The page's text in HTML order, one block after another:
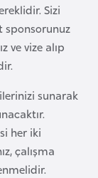
Sizi
sponsorunuz
ve vize alıp
sunarak
her iki
çalışma